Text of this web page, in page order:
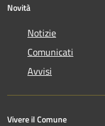
Novità
Notizie
Comunicati
Avvisi
Vivere il Comune